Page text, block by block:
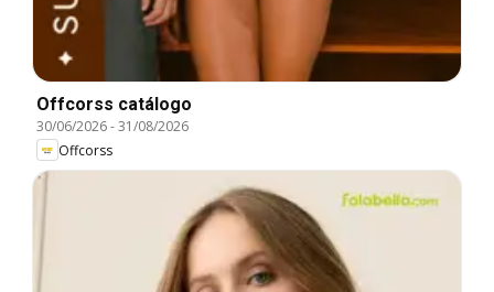
Offcorss catálogo
30/06/2026-31/08/2026
Offcorss